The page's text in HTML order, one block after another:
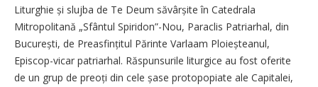
Liturghie și slujba de Te Deum săvârșite în Catedrala
Mitropolitană „Sfântul Spiridon”-Nou, Paraclis Patriarhal, din
București, de Preasfințitul Părinte Varlaam Ploieșteanul,
Episcop-vicar patriarhal. Răspunsurile liturgice au fost oferite
de un grup de preoți din cele șase protopopiate ale Capitalei,